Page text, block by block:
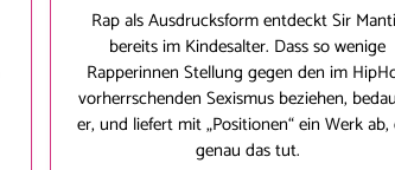
Rap als Ausdrucksform entdecktSir
bereits im Kindesalter. Dass so wenige
Rapperinnen Stellung gegen den im
vorherrschenden Sexismus beziehen,
er, und liefert mit „Positionen“ ein Werk ab,
genau das tut.